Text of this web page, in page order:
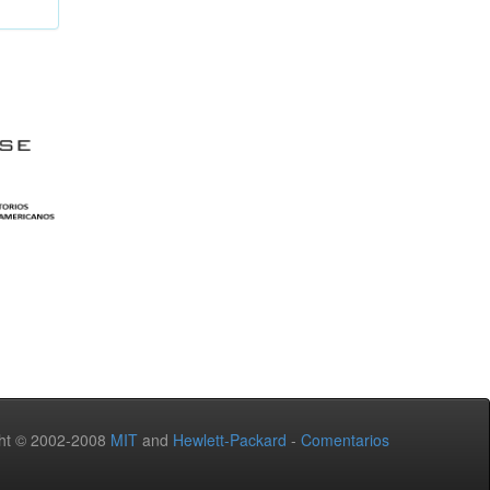
© 2002-2008 MIT and Hewlett-Packard - Comentarios